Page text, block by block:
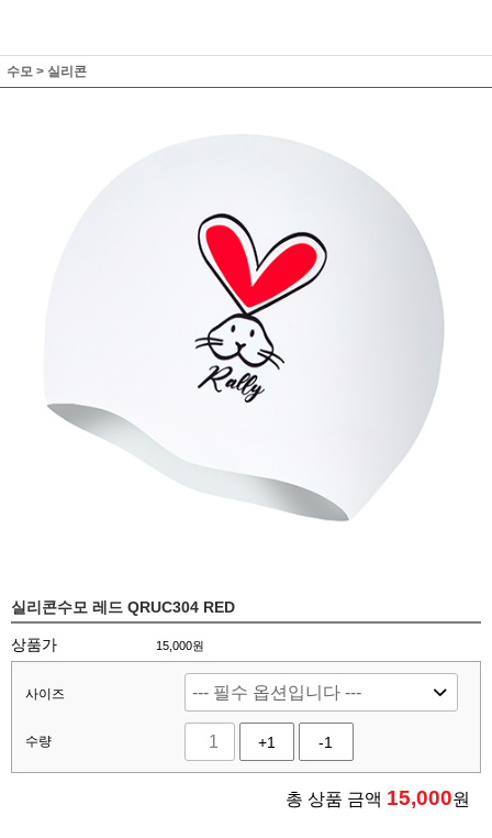
수모 > 실리콘
실리콘수모 레드 QRUC304 RED
상품가 15,000원
사이즈
수량 +1 -1
총 상품 금액 15,000원